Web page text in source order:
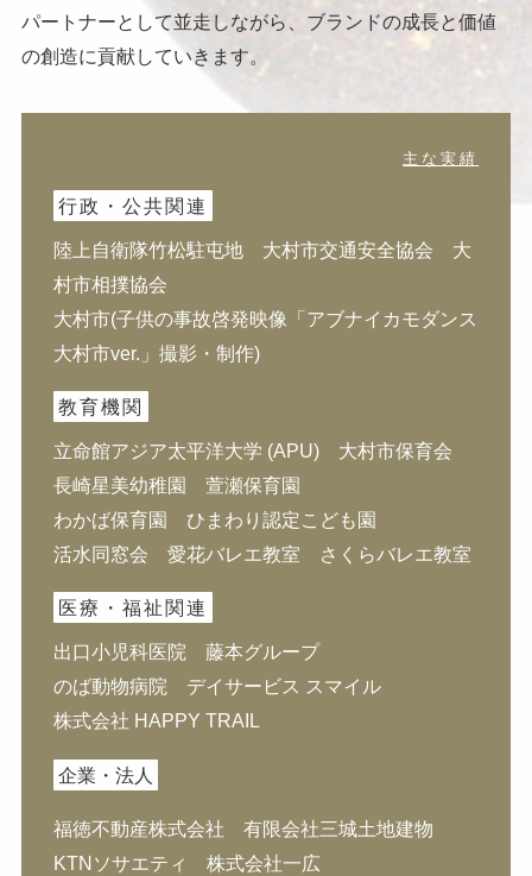
パートナーとして並走しながら、ブランドの成長と価値
の創造に貢献していきます。
主な実績
行政・公共関連
陸上自衛隊竹松駐屯地 大村市交通安全協会
大
村市相撲協会
大村市(子供の事故啓発映像「アブナイカモダンス
大村市ver.」撮影・制作)
教育機関
立命館アジア太平洋大学 (APU) 大村市保育会
長崎星美幼稚園 萱瀬保育園
わかば保育園 ひまわり認定こども園
活水同窓会 愛花バレエ教室 さくらバレエ教室
医療・福祉関連
出口小児科医院 藤本グループ
のば動物病院 デイサービス スマイル
株式会社 HAPPY TRAIL
企業・法人
福徳不動産株式会社 有限会社三城土地建物
KTNソサエティ 株式会社一広